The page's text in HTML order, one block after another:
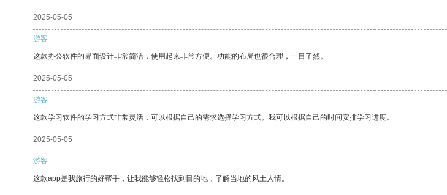
2025-05-05
游客
这款办公软件的界面设计非常简洁，使用起来非常方便。功能的布局也很合理，一目了然。
2025-05-05
游客
这款学习软件的学习方式非常灵活，可以根据自己的需求选择学习方式。我可以根据自己的时间安排学习进度。
2025-05-05
游客
这款app是我旅行的好帮手，让我能够轻松找到目的地，了解当地的风土人情。